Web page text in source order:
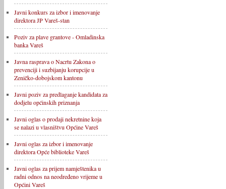
Javni konkurs za izbor i imenovanje
direktora JP Vareš-stan
Poziv za plave grantove - Omladinska
banka Vareš
Javna rasprava o Nacrtu Zakona o
prevenciji i suzbijanju korupcije u
Zeničko-dobojskom kantonu
Javni poziv za predlaganje kandidata za
dodjelu općinskih priznanja
Javni oglas o prodaji nekretnine koja
se nalazi u vlasništvu Općine Vareš
Javni oglas za izbor i imenovanje
direktora Opće biblioteke Vareš
Javni oglas za prijem namještenika u
radni odnos na neodređeno vrijeme u
Općini Vareš